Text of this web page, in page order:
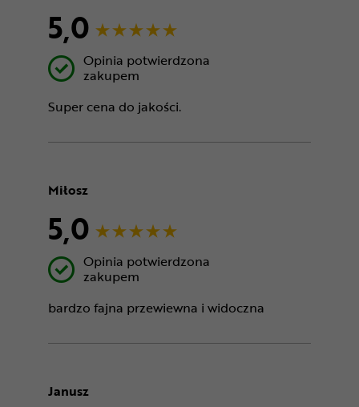
5,0
Opinia potwierdzona
zakupem
Super cena do jakości.
Miłosz
5,0
Opinia potwierdzona
zakupem
bardzo fajna przewiewna i widoczna
Janusz